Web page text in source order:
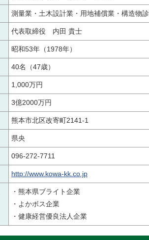
測量業・土木設計業・用地補償業・構造物
代表取締役 内田 貴士
昭和53年（1978年）
40名（47歳）
1,000万円
3億2000万円
熊本市北区改寄町2141-1
県央
096-272-7711
http://www.kowa-kk.co.jp
・熊本県ブライト企業
・よかボス企業
・健康経営優良法人企業